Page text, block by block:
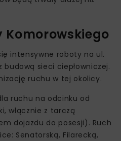
intensywne roboty na ul.
budową sieci ciepłowniczej.
ruchu w tej okolicy.
ruchu na odcinku od
włącznie z tarczą
dojazdu do posesji). Ruch
Senatorską, Filarecką,